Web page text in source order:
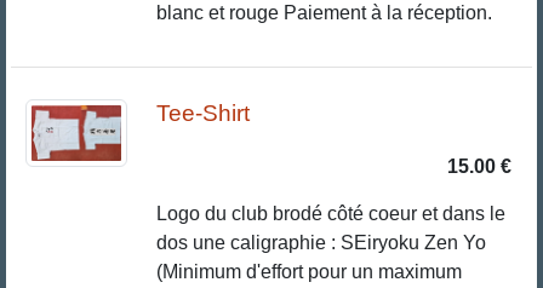
blanc et rouge Paiement à la réception.
Tee-Shirt
15.00 €
Logo du club brodé côté coeur et dans le
dos une caligraphie : SEiryoku Zen Yo
(Minimum d'effort pour un maximum